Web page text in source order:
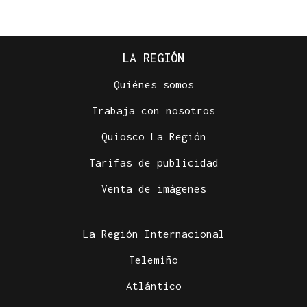
LA REGIÓN
Quiénes somos
Trabaja con nosotros
Quiosco La Región
Tarifas de publicidad
Venta de imágenes
La Región Internacional
Telemiño
Atlántico